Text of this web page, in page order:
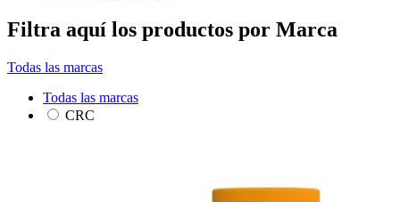
Filtra aquí los productos por Marca
Todas las marcas
Todas las marcas
CRC